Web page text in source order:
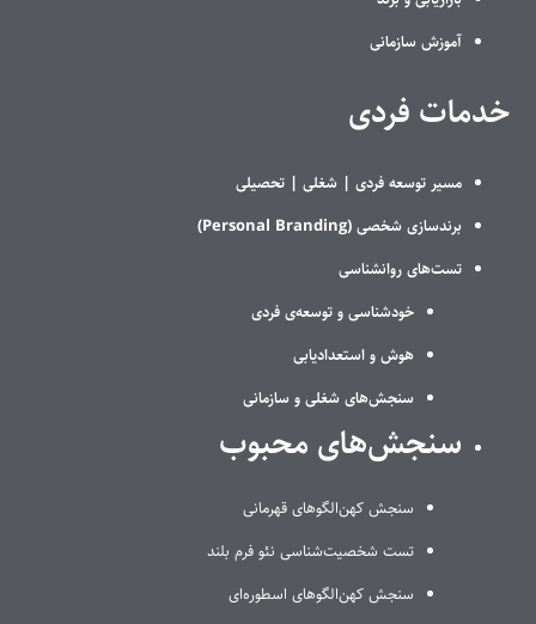
آموزش سازمانی
خدمات فردی
مسیر توسعه فردی | شغلی |تحصیلی
برندسازی شخصی (Personal Branding)
تست‌های روانشناسی
خودشناسی و توسعه‌ی فردی
هوش و استعدادیابی
سنجش‌های شغلی و سازمانی
سنجش‌های محبوب
سنجش کهن‌الگوهای قهرمانی
تست شخصیت‌شناسی نئو فرم بلند
سنجش کهن‌الگوهای اسطوره‌ای